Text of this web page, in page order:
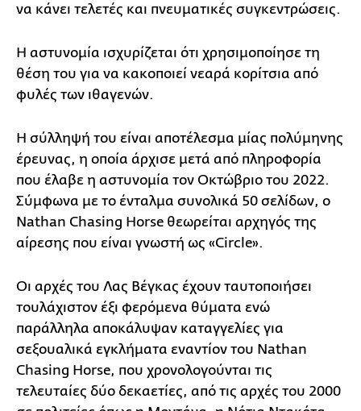
να κάνει τελετές και πνευματικές συγκεντρώσεις.
Η αστυνομία ισχυρίζεται ότι χρησιμοποίησε τη
θέση του για να κακοποιεί νεαρά κορίτσια από
φυλές των ιθαγενών.
Η σύλληψή του είναι αποτέλεσμα μίας πολύμηνης
έρευνας, η οποία άρχισε μετά από πληροφορία
που έλαβε η αστυνομία τον Οκτώβριο του 2022.
Σύμφωνα με το ένταλμα συνολικά 50 σελίδων, ο
Nathan Chasing Horse θεωρείται αρχηγός της
αίρεσης που είναι γνωστή ως «Circle».
Οι αρχές του Λας Βέγκας έχουν ταυτοποιήσει
τουλάχιστον έξι φερόμενα θύματα ενώ
παράλληλα αποκάλυψαν καταγγελίες για
σεξουαλικά εγκλήματα εναντίον του Nathan
Chasing Horse, που χρονολογούνται τις
τελευταίες δύο δεκαετίες, από τις αρχές του 2000